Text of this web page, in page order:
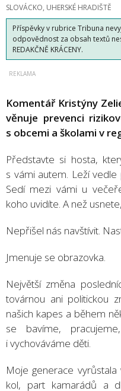
SLOVÁCKO, UHERSKÉ HRADIŠTĚ
Příspěvky v rubrice Tribuna
odpovědnost za obsah textů
REDAKČNĚ KRÁCENY.
Komentář Kristýny
věnuje prevenci
s obcemi a školami v
Představte si hosta,
s vámi autem. Leží
Sedí mezi vámi u
koho uvidíte. A než
Nepřišel nás navštívit.
Jmenuje se obrazovka.
Největší změna
továrnou ani politickou
našich kapes a během
se bavíme,
i vychováváme děti.
Moje generace
kol, part kamarádů a